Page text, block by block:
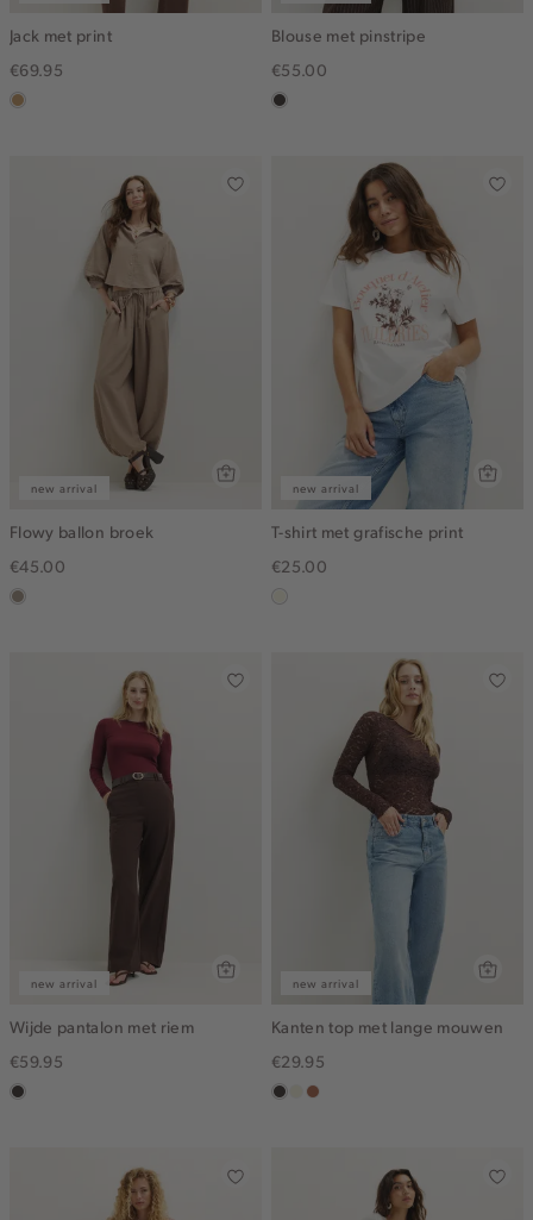
Jack met print
€69.95
camel
Blouse met pinstripe
€55.00
choco
new arrival
Flowy ballon broek
€45.00
taupe,
new arrival
T-shirt met grafische print
€25.00
new arrival
Wijde pantalon met riem
€59.95
choco
new arrival
Kanten top met lange mouwen
€29.95
choco
ecruterracotta